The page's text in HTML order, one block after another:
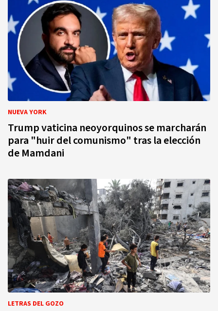
NUEVA YORK
Trump vaticina neoyorquinos se marcharán
para "huir del comunismo" tras la elección
de Mamdani
LETRAS DEL GOZO